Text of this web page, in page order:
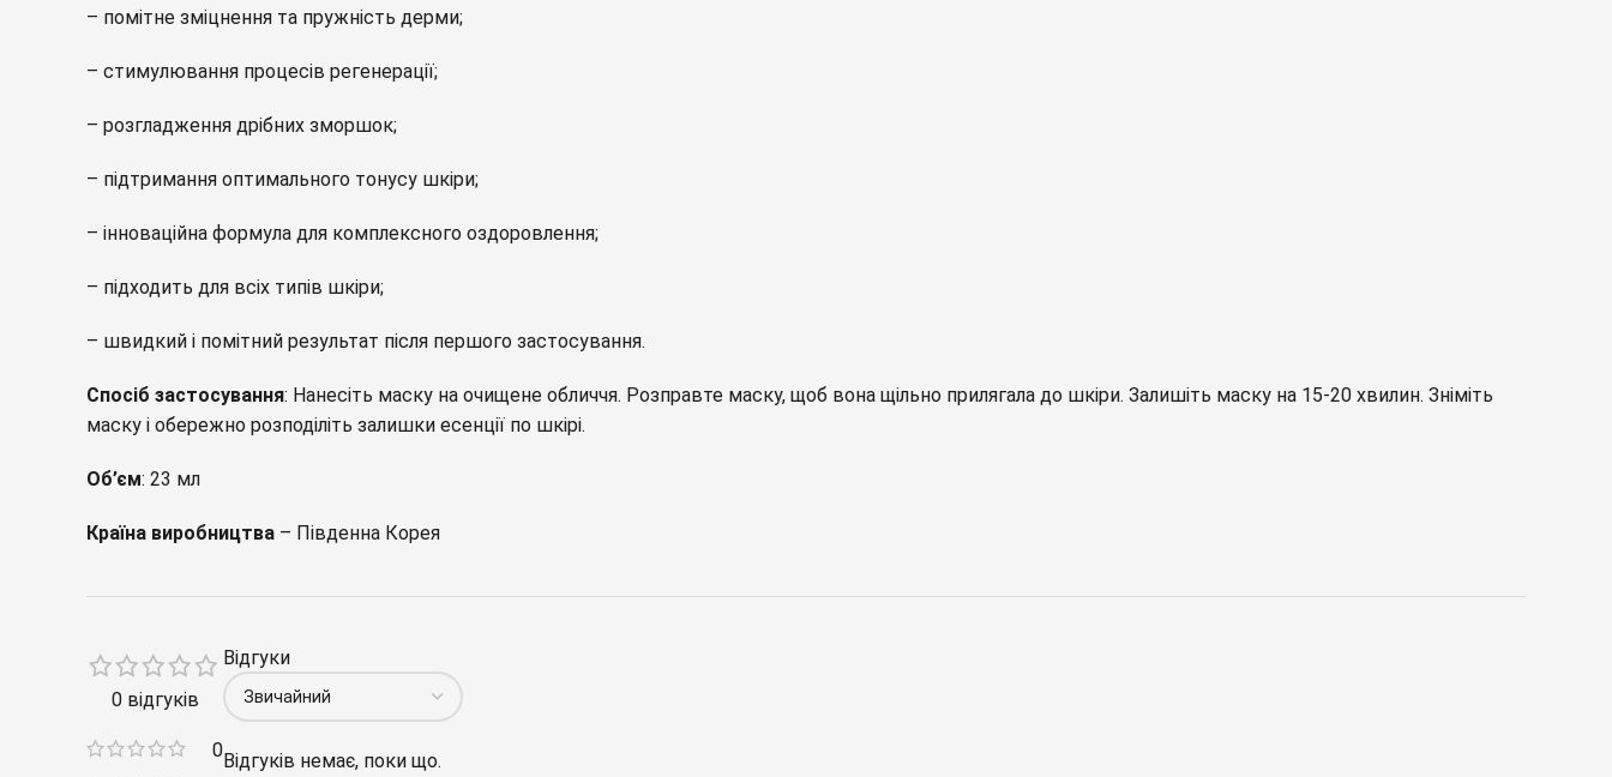
– помітне зміцнення та пружність дерми;
– стимулювання процесів регенерації;
– розгладження дрібних зморшок;
– підтримання оптимального тонусу шкіри;
– інноваційна формула для комплексного оздоровлення;
– підходить для всіх типів шкіри;
– швидкий і помітний результат після першого застосування.
Спосіб застосування: Нанесіть маску на очищене обличчя. Розправте маску, щоб вона щільно прилягала до шкіри. Залишіть маску на 15-20 хвилин. Зніміть
маску і обережно розподіліть залишки есенції по шкірі.
Об’єм: 23 мл
Країна виробництва – Південна Корея
0 відгуків
0
Відгуки
Відгуків немає, поки що.